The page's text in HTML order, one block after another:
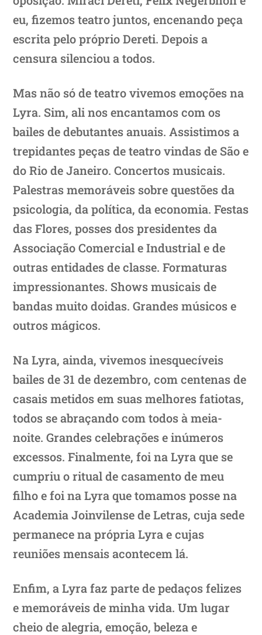
eu, fizemos teatro juntos, encenando peça
escrita pelo próprio Dereti. Depois a
censura silenciou a todos.
Mas não só de teatro vivemos emoções na
Lyra. Sim, ali nos encantamos com os
bailes de debutantes anuais. Assistimos a
trepidantes peças de teatro vindas de São e
do Rio de Janeiro. Concertos musicais.
Palestras memoráveis sobre questões da
psicologia, da política, da economia. Festas
das Flores, posses dos presidentes da
Associação Comercial e Industrial e de
outras entidades de classe. Formaturas
impressionantes. Shows musicais de
bandas muito doidas. Grandes músicos e
outros mágicos.
Na Lyra, ainda, vivemos inesquecíveis
bailes de 31 de dezembro, com centenas de
casais metidos em suas melhores fatiotas,
todos se abraçando com todos à meia-
noite. Grandes celebrações e inúmeros
excessos. Finalmente, foi na Lyra que se
cumpriu o ritual de casamento de meu
filho e foi na Lyra que tomamos posse na
Academia Joinvilense de Letras, cuja sede
permanece na própria Lyra e cujas
reuniões mensais acontecem lá.
Enfim, a Lyra faz parte de pedaços felizes
e memoráveis de minha vida. Um lugar
cheio de alegria, emoção, beleza e